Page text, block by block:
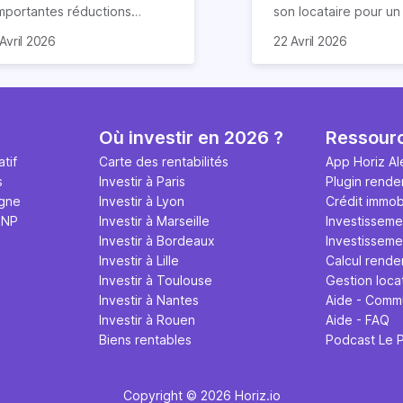
réductions
Elle concerne les
historique destinés à
et quelles
? Suivez notre guide
!
2026
son locataire pour
de nombreuses
Nous vous
sur le contrat de
22 Avril 2026
Où investir en 2026 ?
Carte des rentabilités
Investir à Paris
Investir à Lyon
Investir à Marseille
Investir à Bordeaux
Investir à Lille
Investir à Toulouse
Investir à Nantes
Investir à Rouen
Biens rentables
App Horiz
Plugin
Crédit
Calcul
Gestion
Aide -
Aide - FAQ
Podcast Le
Copyright © 2026 Horiz.io